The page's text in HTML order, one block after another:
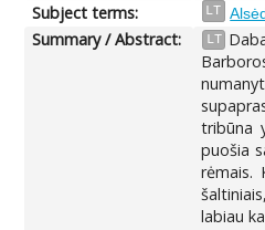
Subject terms:
LT
Summary / Abstract: LT
tribūna
puošia
rėmais.
labiau